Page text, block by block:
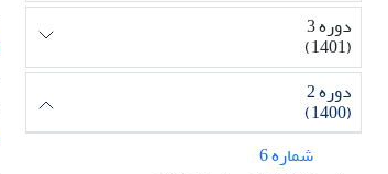
دوره 3
(1401)
دوره 2
(1400)
شماره 6